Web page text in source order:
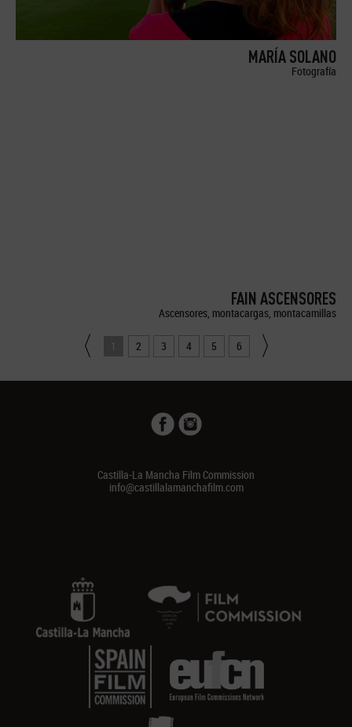
MARÍA SOLANO
Fotografía
FAIN ASCENSORES
Ascensores, montacargas, montacamillas
1 2 3 4 5 6
Castilla-La Mancha Film Commission
info@castillalamanchafilm.com